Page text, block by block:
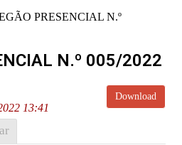
PRESENCIAL N.º
N.º 005/2022
Download
13:41